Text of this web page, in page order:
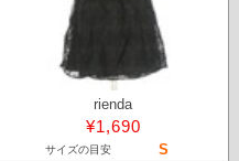
rienda
¥1,690
サイズの目安 S